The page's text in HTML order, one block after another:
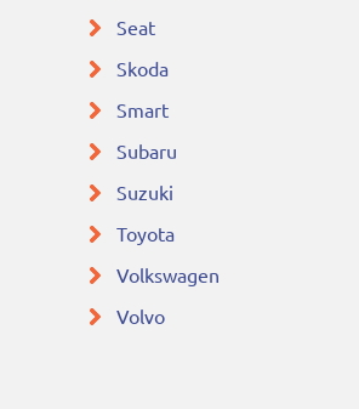
Seat
Skoda
Smart
Subaru
Suzuki
Toyota
Volkswagen
Volvo